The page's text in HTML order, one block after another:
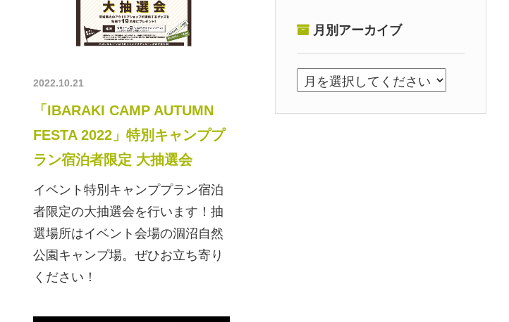
2022.10.21
「IBARAKI CAMP AUTUMN
FESTA 2022」特別キャンププ
ラン宿泊者限定 大抽選会
イベント特別キャンププラン宿泊
者限定の大抽選会を行います！抽
選場所はイベント会場の涸沼自然
公園キャンプ場。ぜひお立ち寄り
ください！
月別アーカイブ